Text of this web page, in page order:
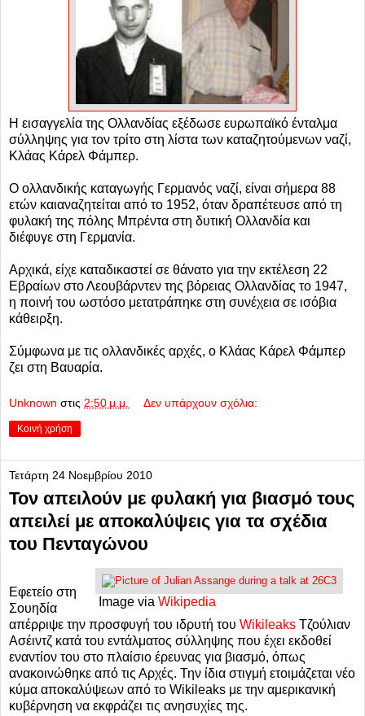
Η εισαγγελία της Ολλανδίας εξέδωσε ευρωπαϊκό ένταλμα
σύλληψης για τον τρίτο στη λίστα των καταζητούμενων ναζί,
Κλάας Κάρελ Φάμπερ.
Ο ολλανδικής καταγωγής Γερμανός ναζί, είναι σήμερα 88
ετών καιαναζητείται από το 1952, όταν δραπέτευσε από τη
φυλακή της πόλης Μπρέντα στη δυτική Ολλανδία και
διέφυγε στη Γερμανία.
Αρχικά, είχε καταδικαστεί σε θάνατο για την εκτέλεση 22
Εβραίων στο Λεουβάρντεν της βόρειας Ολλανδίας το 1947,
η ποινή του ωστόσο μετατράπηκε στη συνέχεια σε ισόβια
κάθειρξη.
Σύμφωνα με τις ολλανδικές αρχές, ο Κλάας Κάρελ Φάμπερ
ζει στη Βαυαρία.
Unknown στις 2:50 μ.μ. Δεν υπάρχουν σχόλια:
Κοινή χρήση
Τετάρτη 24 Νοεμβρίου 2010
Τον απειλούν με φυλακή για βιασμό τους
απειλεί με αποκαλύψεις για τα σχέδια
του Πενταγώνου
Image viaWikipedia
Εφετείο στη
Σουηδία
απέρριψε την προσφυγή του ιδρυτή του Wikileaks Τζούλιαν
Ασέιντζ κατά του εντάλματος σύλληψης που έχει εκδοθεί
εναντίον του στο πλαίσιο έρευνας για βιασμό, όπως
ανακοινώθηκε από τις Αρχές. Την ίδια στιγμή ετοιμάζεται νέο
κύμα αποκαλύψεων από το Wikileaks με την αμερικανική
κυβέρνηση να εκφράζει τις ανησυχίες της.